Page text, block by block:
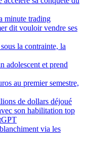
minute trading
dit vouloir vendre ses
la contrainte, la
adolescent et prend
au premier semestre,
de dollars déjoué
son habilitation top
via les